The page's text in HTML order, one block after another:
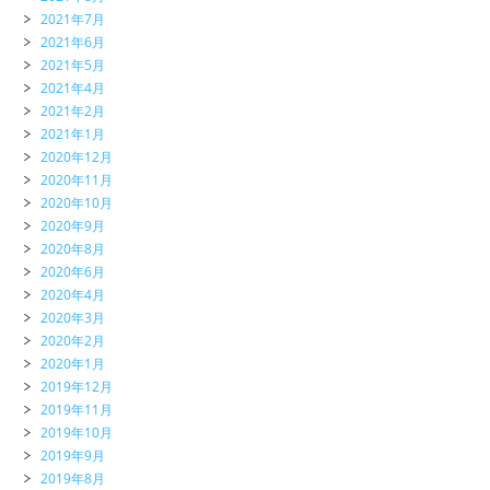
2021年7月
2021年6月
2021年5月
2021年4月
2021年2月
2021年1月
2020年12月
2020年11月
2020年10月
2020年9月
2020年8月
2020年6月
2020年4月
2020年3月
2020年2月
2020年1月
2019年12月
2019年11月
2019年10月
2019年9月
2019年8月